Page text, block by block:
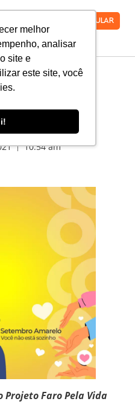
melhor
analisar
site e
este site, você
VESTIBULAR
10:54 am
Faro Pela Vida